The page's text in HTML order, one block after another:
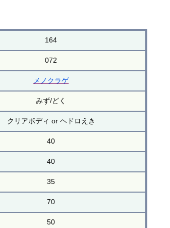
164
072
メノクラゲ
みず/どく
クリアボディ or ヘドロえき
40
40
35
70
50